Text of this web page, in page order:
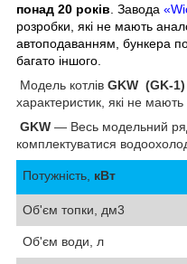
понад 20 років . Завода
розробки, які не мають
автоподаванням, бункера
багато іншого.
Модель котлів GKW (GK-1)
характеристик, які не мають
GKW — Весь модельний
комплектуватися
Потужність, кВт
Об'єм топки, дм3
Об'єм води, л